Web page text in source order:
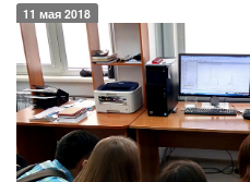
11 мая 2018